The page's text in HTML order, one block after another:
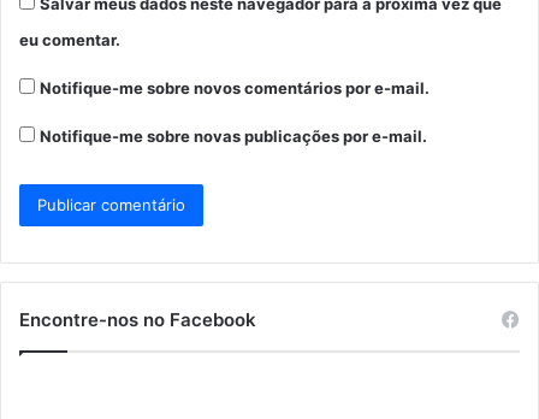
eu comentar.
Notifique-me sobre novos comentários por e-mail.
Notifique-me sobre novas publicações por e-mail.
Encontre-nos no Facebook